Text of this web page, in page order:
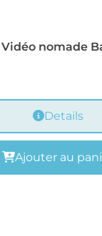
nomade
Details
Ajouter au